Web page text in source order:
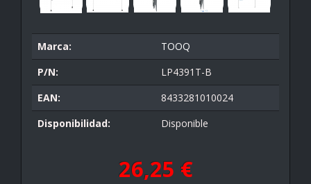
Marca:
TOOQ
P/N:
LP4391T-B
EAN:
8433281010024
Disponibilidad:
Disponible
26,25 €